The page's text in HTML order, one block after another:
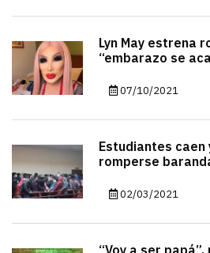
Lyn May estrena
“embarazo se
07/10/2021
Estudiantes caen
romperse
02/03/2021